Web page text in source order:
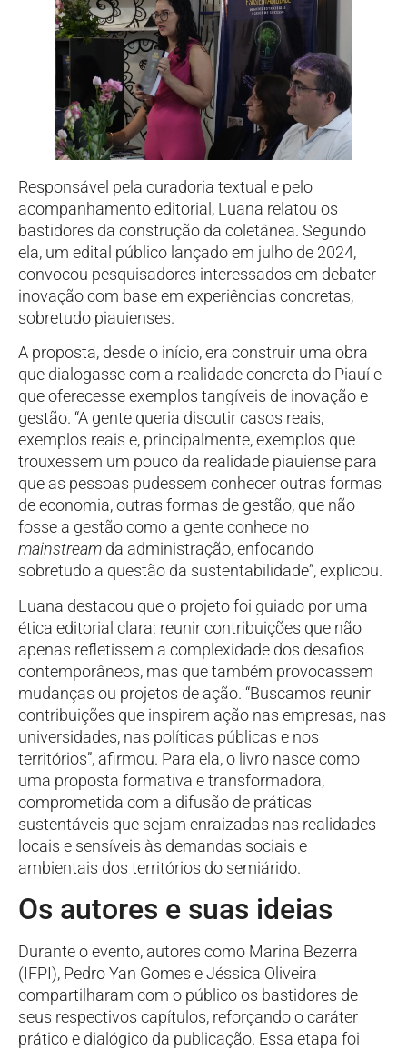
Responsável pela curadoria textual e pelo
acompanhamento editorial, Luana relatou os
bastidores da construção da coletânea. Segundo
ela, um edital público lançado em julho de 2024,
convocou pesquisadores interessados em debater
inovação com base em experiências concretas,
sobretudo piauienses.
A proposta, desde o início, era construir uma obra
que dialogasse com a realidade concreta do Piauí e
que oferecesse exemplos tangíveis de inovação e
gestão. “A gente queria discutir casos reais,
exemplos reais e, principalmente, exemplos que
trouxessem um pouco da realidade piauiense para
que as pessoas pudessem conhecer outras formas
de economia, outras formas de gestão, que não
fosse a gestão como a gente conhece no
mainstream da administração, enfocando
sobretudo a questão da sustentabilidade”, explicou.
Luana destacou que o projeto foi guiado por uma
ética editorial clara: reunir contribuições que não
apenas refletissem a complexidade dos desafios
contemporâneos, mas que também provocassem
mudanças ou projetos de ação. “Buscamos reunir
contribuições que inspirem ação nas empresas, nas
universidades, nas políticas públicas e nos
territórios”, afirmou. Para ela, o livro nasce como
uma proposta formativa e transformadora,
comprometida com a difusão de práticas
sustentáveis que sejam enraizadas nas realidades
locais e sensíveis às demandas sociais e
ambientais dos territórios do semiárido.
Os autores e suas ideias
Durante o evento, autores como Marina Bezerra
(IFPI), Pedro Yan Gomes e Jéssica Oliveira
compartilharam com o público os bastidores de
seus respectivos capítulos, reforçando o caráter
prático e dialógico da publicação. Essa etapa foi